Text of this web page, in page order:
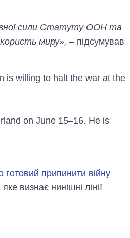
сили Статуту ООН та
миру», – підсумував
is willing to halt the war at the
on June 15–16. He is
готовий припинити війну
визнає нинішні лінії